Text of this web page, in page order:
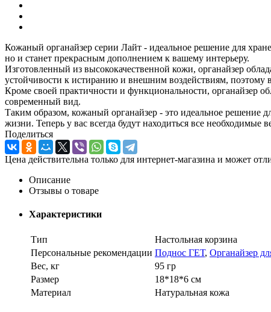
Кожаный органайзер серии Лайт - идеальное решение для
но и станет прекрасным дополнением к вашему интерьеру.
Изготовленный из высококачественной кожи, органайзер
устойчивости к истиранию и внешним воздействиям,
Кроме своей практичности и функциональности, органайзер
современный вид.
Таким образом, кожаный органайзер - это идеальное решение
жизни. Теперь у вас всегда будут находиться все
Поделиться
Цена действительна только для интернет-магазина и может
Описание
Отзывы о товаре
Характеристики
Тип
Настольная корзина
Персональные рекомендации Поднос ГЕТ, Органайзер
Вес, кг
95 гр
Размер
18*18*6 см
Материал
Натуральная кожа